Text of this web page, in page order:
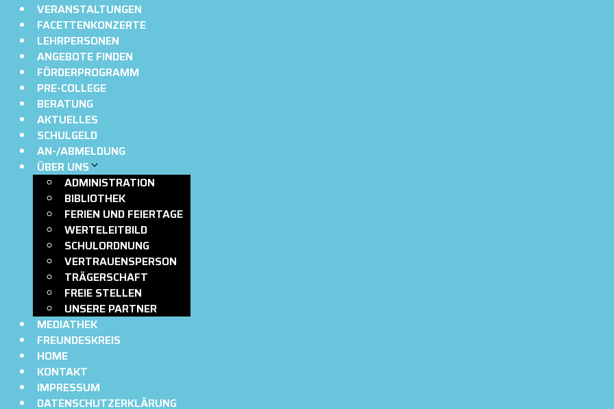
VERANSTALTUNGEN
FACETTENKONZERTE
LEHRPERSONEN
ANGEBOTE FINDEN
FÖRDERPROGRAMM
PRE-COLLEGE
BERATUNG
AKTUELLES
SCHULGELD
AN-/ABMELDUNG
ÜBER UNS
ADMINISTRATION
BIBLIOTHEK
FERIEN UND FEIERTAGE
WERTELEITBILD
SCHULORDNUNG
VERTRAUENSPERSON
TRÄGERSCHAFT
FREIE STELLEN
UNSERE PARTNER
MEDIATHEK
FREUNDESKREIS
HOME
KONTAKT
IMPRESSUM
DATENSCHUTZERKLÄRUNG